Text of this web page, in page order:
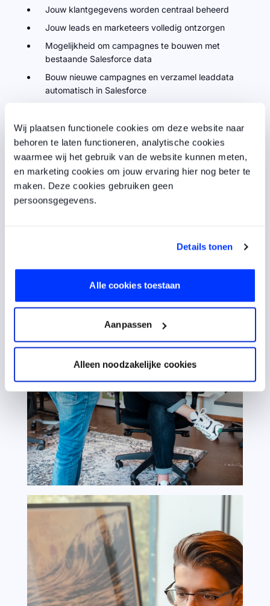
Wij plaatsen functionele cookies om deze website naar
behoren te laten functioneren, analytische cookies
waarmee wij het gebruik van de website kunnen meten,
en marketing cookies om jouw ervaring hier nog beter te
maken. Deze cookies gebruiken geen
persoonsgegevens.
Details tonen
Alle cookies toestaan
Aanpassen
Alleen noodzakelijke cookies
Jouw klantgegevens worden centraal beheerd
Jouw leads en marketeers volledig ontzorgen
Mogelijkheid om campagnes te bouwen met
bestaande Salesforce data
Bouw nieuwe campagnes en verzamel leaddata
automatisch in Salesforce
Statamic, React of WordPress